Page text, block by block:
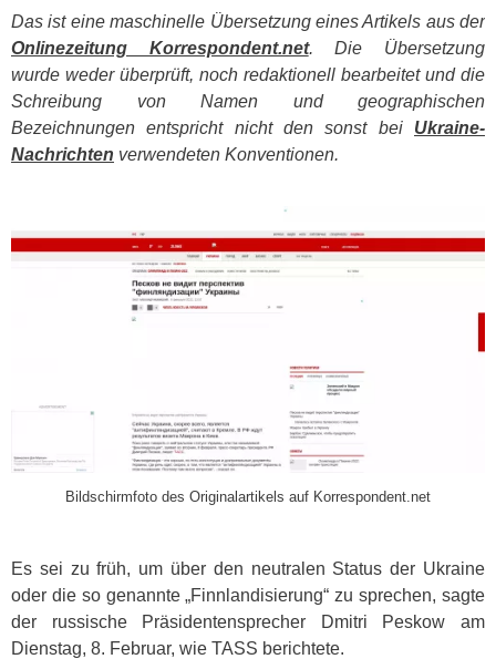
Das ist eine maschinelle Übersetzung eines Artikels aus der
Onlinezeitung Korrespondent.net. Die Übersetzung
wurde weder überprüft, noch redaktionell bearbeitet und die
Schreibung von Namen und geographischen
Bezeichnungen entspricht nicht den sonst bei Ukraine-
Nachrichten verwendeten Konventionen.
Bildschirmfoto des Originalartikels auf Korrespondent.net
Es sei zu früh, um über den neutralen Status der Ukraine
oder die so genannte „Finnlandisierung“ zu sprechen, sagte
der russische Präsidentensprecher Dmitri Peskow am
Dienstag, 8. Februar, wie TASS berichtete.